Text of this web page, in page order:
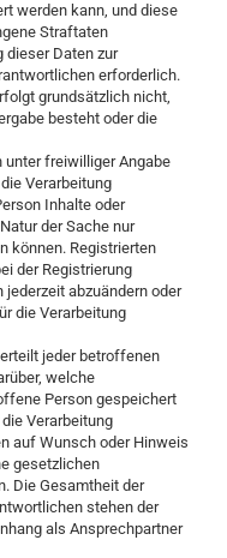
werden kann, und diese
Straftaten
dieser Daten zur
erforderlich.
grundsätzlich nicht,
besteht oder die
unter freiwilliger Angabe
Verarbeitung
Inhalte oder
der Sache nur
können. Registrierten
der Registrierung
abzuändern oder
die Verarbeitung
jeder betroffenen
welche
Person gespeichert
Verarbeitung
auf Wunsch oder Hinweis
gesetzlichen
Die Gesamtheit der
stehen der
als Ansprechpartner